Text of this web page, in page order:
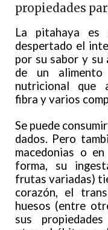
propiedades
La pitahaya
despertado el
por su sabor y
de un
nutricional que
fibra y varios
Se puede
dados. Pero
macedonias o
forma, su
frutas variadas)
corazón, el
huesos (entre
sus